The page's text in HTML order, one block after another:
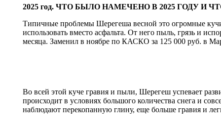
2025 год. ЧТО БЫЛО НАМЕЧЕНО В 2025 ГОДУ И
Типичные проблемы Шерегеша весной это огромные
использовать вместо асфальта. От него пыль, грязь и
месяца. Заменил в ноябре по КАСКО за 125 000 руб. в
Во всей этой куче гравия и пыли, Шерегеш успевает
происходит в условиях большого количества снега и
наблюдают перекопанную глину, еще больше гравия и